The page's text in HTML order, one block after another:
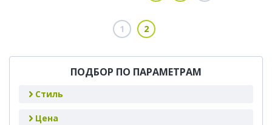
1 2
ПОДБОР ПО ПАРАМЕТРАМ
Стиль
Цена